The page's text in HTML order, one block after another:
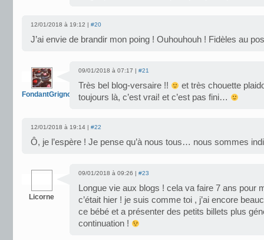
12/01/2018 à 19:12 | #20
J’ai envie de brandir mon poing ! Ouhouhouh ! Fidèles au
FondantGrignote
09/01/2018 à 07:17 | #21
Très bel blog-versaire !!
et très chouette
toujours là, c’est vrai! et c’est pas fini…
12/01/2018 à 19:14 | #22
Ô, je l’espère ! Je pense qu’à nous tous… nous sommes
Licorne
09/01/2018 à 09:26 | #23
Longue vie aux blogs ! cela va faire 7 ans pour
c’était hier ! je suis comme toi , j’ai encore
ce bébé et a présenter des petits billets plus
continuation !